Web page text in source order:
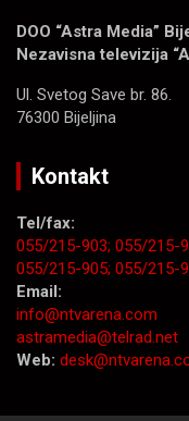
DOO “Astra Media”
Nezavisna televizija
Ul. Svetog Save br. 86.
76300 Bijeljina
Kontakt
Tel/fax:
055/215-903; 055/215-
055/215-905; 055/215-
Email:
info@ntvarena.com
astramedia@telrad.net
Web: